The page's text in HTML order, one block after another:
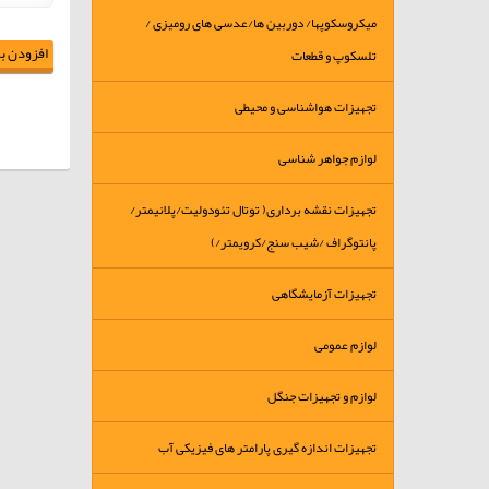
میکروسکوپها/ دوربین ها/عدسی های رومیزی /
تلسکوپ و قطعات
تجهیزات هواشناسی و محیطی
لوازم جواهر شناسی
تجهیزات نقشه برداری( توتال تئودولیت/پلانیمتر/
پانتوگراف /شیب سنج/کرویمتر/)
تجهیزات آزمایشگاهی
لوازم عمومی
لوازم و تجهیزات جنگل
تجهیزات اندازه گیری پارامتر های فیزیکی آب
افزودن